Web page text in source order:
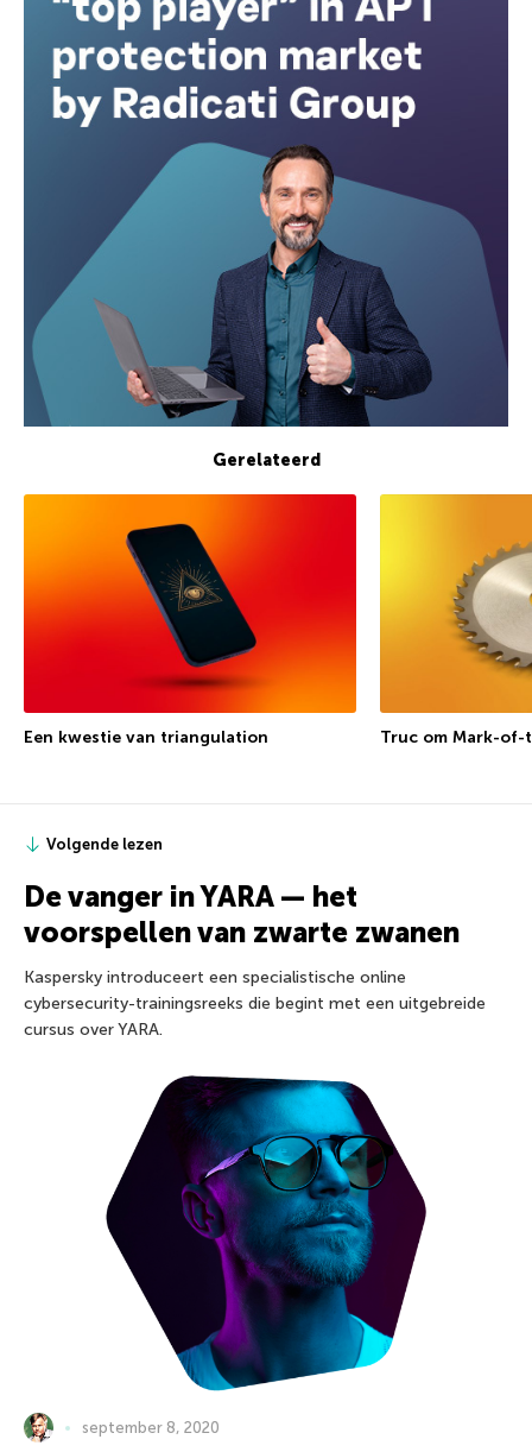
Gerelateerd
Een kwestie van triangulation Truc om Mark-of-
Volgende lezen
De vanger in YARA — het
voorspellen van zwarte zwanen
Kaspersky introduceert een specialistische online
cybersecurity-trainingsreeks die begint met een uitgebreide
cursus over YARA.
september 8, 2020